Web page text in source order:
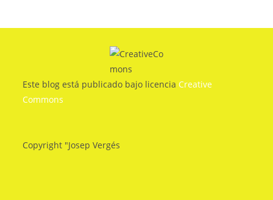
Este blog está publicado bajo licenciaCreative
Commons
Copyright "Josep Vergés